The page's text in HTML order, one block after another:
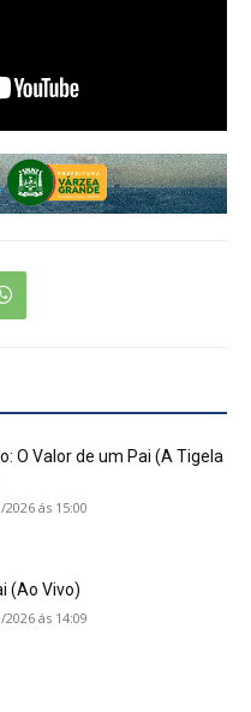
O Valor de um Pai (A Tigela
ás 15:00
(Ao Vivo)
ás 14:09